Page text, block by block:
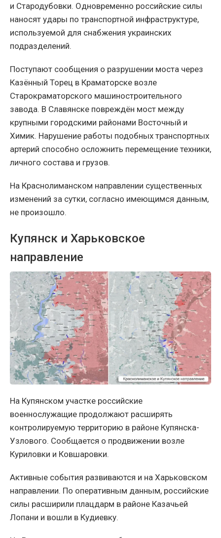
и Стародубовки. Одновременно российские силы
наносят удары по транспортной инфраструктуре,
используемой для снабжения украинских
подразделений.
Поступают сообщения о разрушении моста через
Казённый Торец в Краматорске возле
Старокраматорского машиностроительного
завода. В Славянске повреждён мост между
крупными городскими районами Восточный и
Химик. Нарушение работы подобных транспортных
артерий способно осложнить перемещение техники,
личного состава и грузов.
На Краснолиманском направлении существенных
изменений за сутки, согласно имеющимся данным,
не произошло.
Купянск и Харьковское
направление
На Купянском участке российские
военнослужащие продолжают расширять
контролируемую территорию в районе Купянска-
Узлового. Сообщается о продвижении возле
Куриловки и Ковшаровки.
Активные события развиваются и на Харьковском
направлении. По оперативным данным, российские
силы расширили плацдарм в районе Казачьей
Лопани и вошли в Кудиевку.